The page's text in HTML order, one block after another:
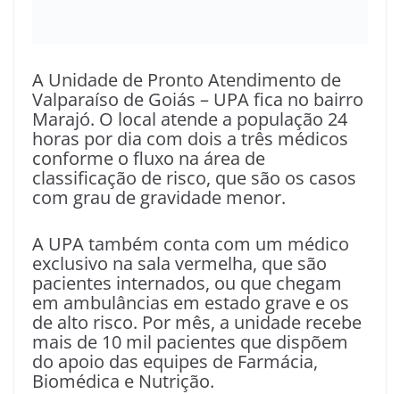
A Unidade de Pronto Atendimento de
Valparaíso de Goiás – UPA fica no bairro
Marajó. O local atende a população 24
horas por dia com dois a três médicos
conforme o fluxo na área de
classificação de risco, que são os casos
com grau de gravidade menor.
A UPA também conta com um médico
exclusivo na sala vermelha, que são
pacientes internados, ou que chegam
em ambulâncias em estado grave e os
de alto risco. Por mês, a unidade recebe
mais de 10 mil pacientes que dispõem
do apoio das equipes de Farmácia,
Biomédica e Nutrição.